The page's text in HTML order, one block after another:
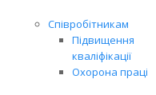
Співробітникам
Підвищення
кваліфікації
Охорона праці